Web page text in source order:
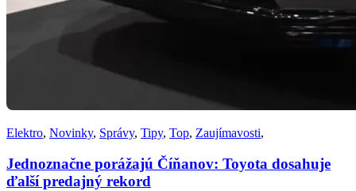
Elektro, Novinky, Správy, Tipy, Top, Zaujímavosti,
Jednoznačne porážajú Číňanov: Toyota dosahuje
ďalší predajný rekord